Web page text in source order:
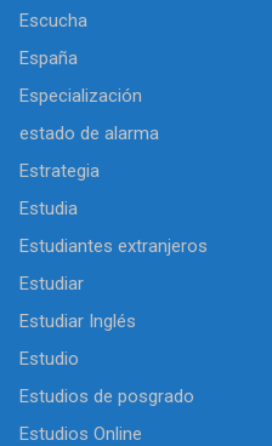
Escucha
España
Especialización
estado de alarma
Estrategia
Estudia
Estudiantes extranjeros
Estudiar
Estudiar Inglés
Estudio
Estudios de posgrado
Estudios Online